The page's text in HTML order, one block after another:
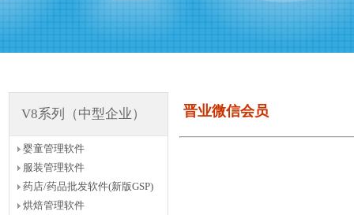
V8系列（中型企业）
婴童管理软件
服装管理软件
药店/药品批发软件(新版GSP)
烘焙管理软件
晋业微信会员